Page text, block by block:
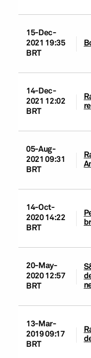
15-Dec-
2021 19:35
BRT
14-Dec-
2021 12:02
BRT
05-Aug-
2021 09:31
BRT
14-Oct-
2020 14:22
BRT
20-May-
2020 12:57
BRT
13-Mar-
2019 09:17
BRT